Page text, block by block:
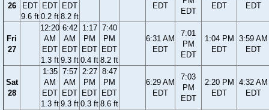
26
EDT
9.6 ft
EDT
0.2 ft
EDT
8.2 ft
EDT
EDT
EDT
EDT
Fri
27
12:20
AM
EDT
1.3 ft
6:42
AM
EDT
9.3 ft
1:17
PM
EDT
0.4 ft
7:40
PM
EDT
8.2 ft
6:31 AM
EDT
7:01
PM
EDT
1:04 PM
EDT
3:59 AM
EDT
Sat
28
1:35
AM
EDT
1.3 ft
7:57
AM
EDT
9.3 ft
2:27
PM
EDT
0.3 ft
8:47
PM
EDT
8.6 ft
6:29 AM
EDT
7:03
PM
EDT
2:20 PM
EDT
4:32 AM
EDT